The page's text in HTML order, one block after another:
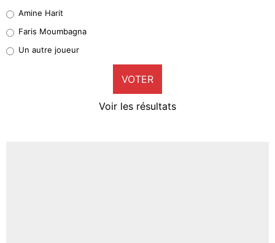
1%
9%
Amine Harit
Faris Moumbagna
Un autre joueur
VOTER
Voir les résultats